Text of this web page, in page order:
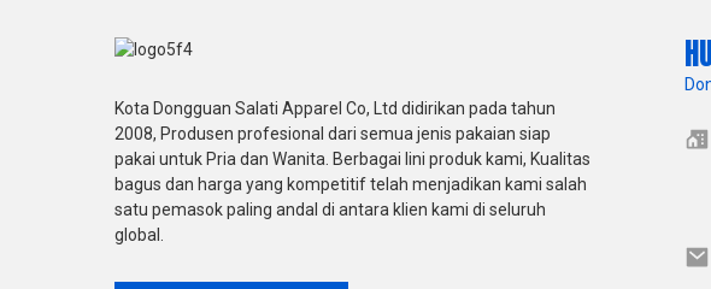
Kaos Lengan Pendek
Cetak Layar Besar Kustom
Untuk Pria
Kaos Lengan Panjang
Double Lyer Bordir
Kota Dongguan Salati Apparel Co, Ltd didirikan pada tahun
2008, Produsen profesional dari semua jenis pakaian siap
pakai untuk Pria dan Wanita. Berbagai lini produk kami, Kualitas
bagus dan harga yang kompetitif telah menjadikan kami salah
satu pemasok paling andal di antara klien kami di seluruh
global.